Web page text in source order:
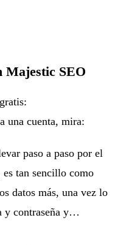
Majestic SEO
una cuenta, mira:
paso a paso por el
es tan sencillo como
datos más, una vez lo
y contraseña y…